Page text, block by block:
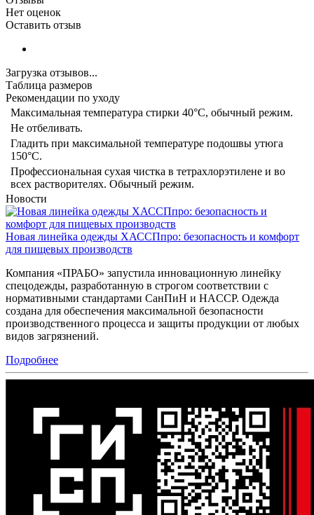
Нет оценок
Оставить отзыв
Загрузка отзывов...
Таблица размеров
Рекомендации по уходу
Максимальная температура стирки 40°C, обычный режим.
Не отбеливать.
Гладить при максимальной температуре подошвы утюга
150°С.
Профессиональная сухая чистка в тетрахлорэтилене и во
всех растворителях. Обычный режим.
Новости
Новая линейка одежды ХАССПпро: безопасность и комфорт
для пищевых производств
Компания «ПРАБО» запустила инновационную линейку
спецодежды, разработанную в строгом соответствии с
нормативными стандартами СанПиН и HACCP. Одежда
создана для обеспечения максимальной безопасности
производственного процесса и защиты продукции от любых
видов загрязнений.
Подробнее